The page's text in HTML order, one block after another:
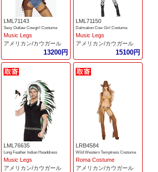
LML71143
Sexy Outlaw Cowgirl Costume
Music Legs
アメリカン/カウガール
13200円
LML71150
Dalmation Cow Girl Costume
Music Legs
アメリカン/カウガール
15100円
LML76635
Long Feather Indian Headdress
Music Legs
アメリカン/カウガール
LRB4584
Wild Western Temptress Costume
Roma Costume
アメリカン/カウガール